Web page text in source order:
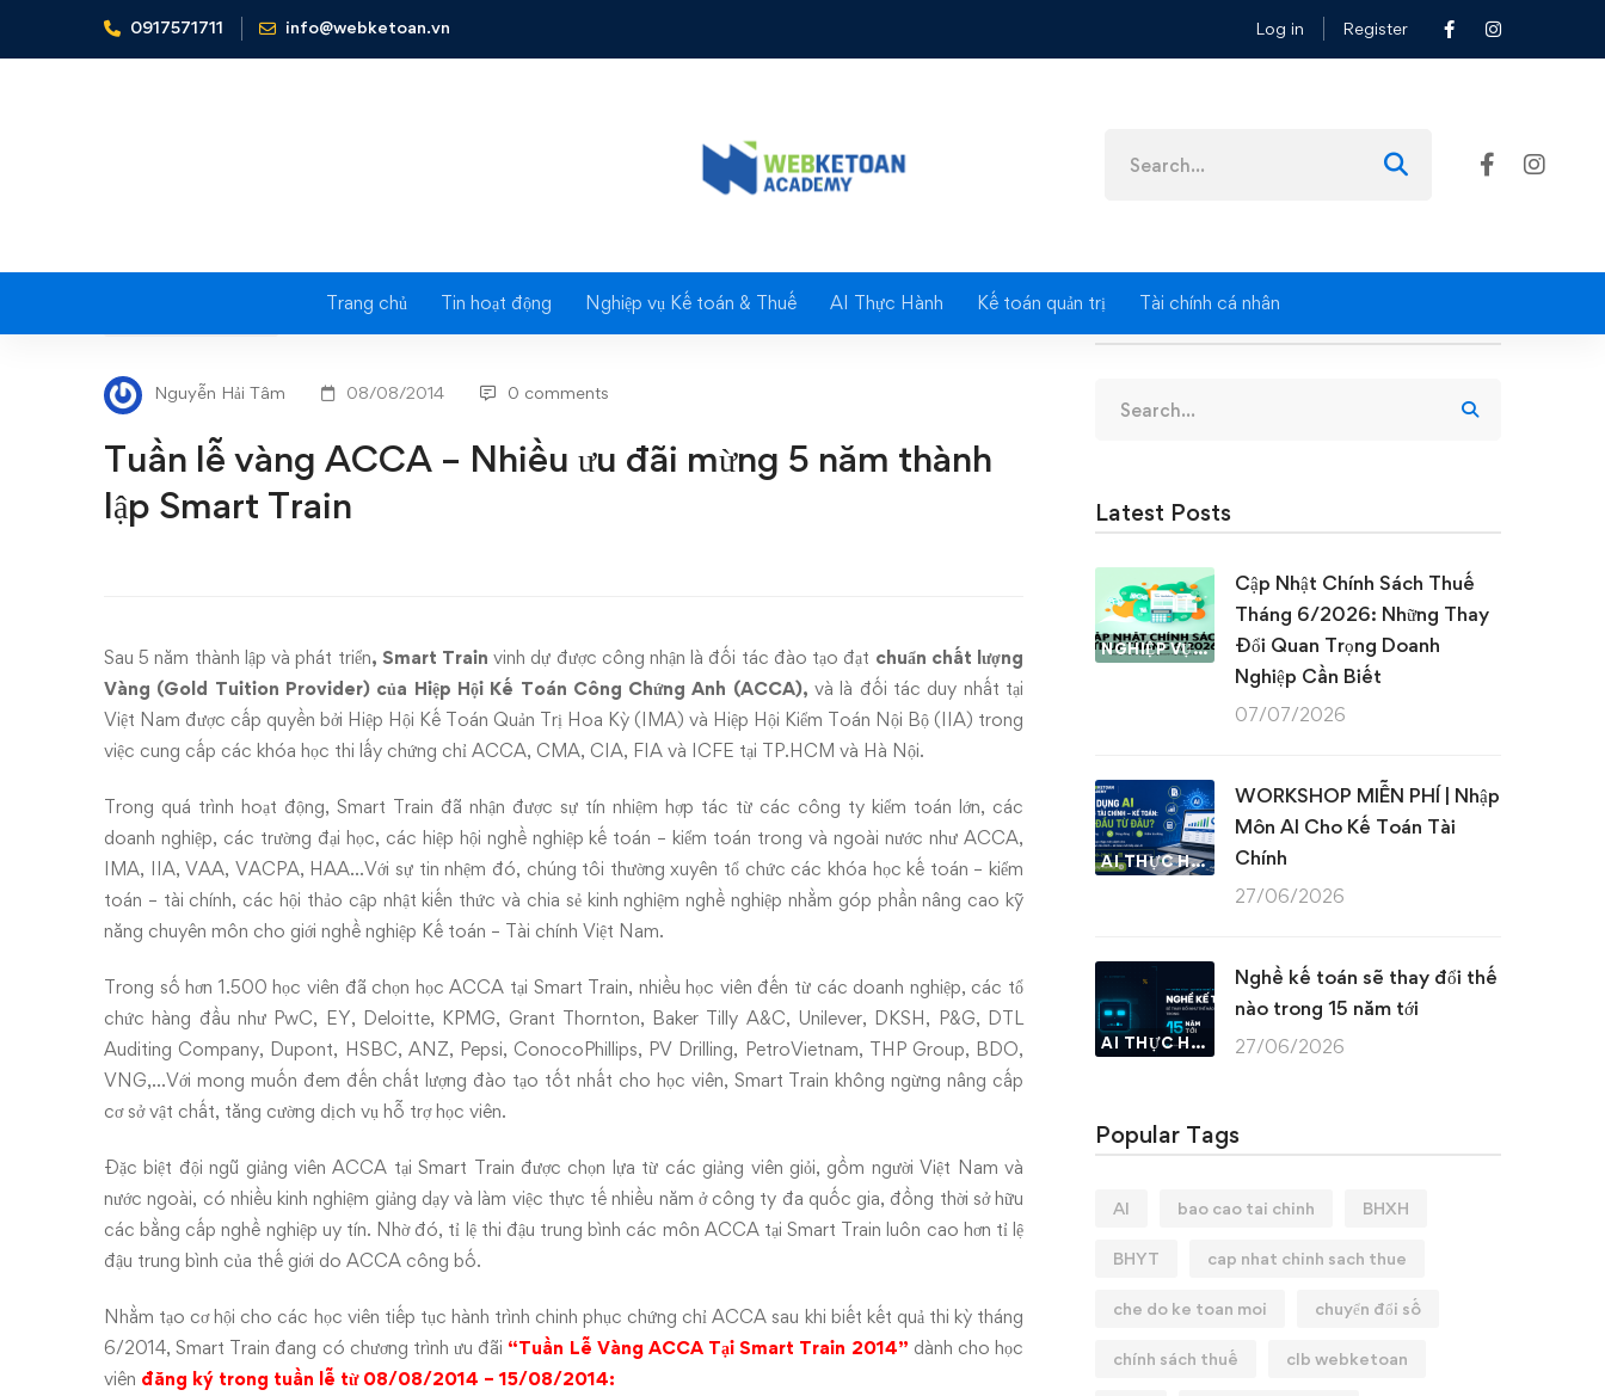
0917571711 info@webketoan.vn Log in Register
for:
Trang chủ Tin hoạt động Nghiệp vụ Kế toán & Thuế AI Thực Hành Kế toán quản trị Tài chính cá nhân
Home Tin tức - Sự kiện Tuần lễ vàng ACCA - Nhiều ưu đãi mừng 5 năm thành lập Smart Train
Tuần
lễ
vàng
ACCA
ưu
đãi
mừng
5
năm
thành
lập
Smart
Train
Nguyễn Hải Tâm 08/08/2014 0 comments
Tuần lễ vàng ACCA – Nhiều ưu đãi mừng 5 năm thành
lập Smart Train
Sau 5 năm thành lập và phát triển, Smart Trainvinh dự được công nhận là đối tác đào tạo đạt chuẩn chất lượng
Vàng (Gold Tuition Provider) của Hiệp Hội Kế Toán Công Chứng Anh (ACCA),và là đối tác duy nhất tại
Việt Nam được cấp quyền bởi Hiệp Hội Kế Toán Quản Trị Hoa Kỳ (IMA) và Hiệp Hội Kiểm Toán Nội Bộ (IIA) trong
việc cung cấp các khóa học thi lấy chứng chỉ ACCA, CMA, CIA, FIA và ICFE tại TP.HCM và Hà Nội.
Trong quá trình hoạt động, Smart Train đã nhận được sự tín nhiệm hợp tác từ các công ty kiểm toán lớn, các
doanh nghiệp, các trường đại học, các hiệp hội nghề nghiệp kế toán – kiểm toán trong và ngoài nước như ACCA,
IMA, IIA, VAA, VACPA, HAA…Với sự tin nhệm đó, chúng tôi thường xuyên tổ chức các khóa học kế toán – kiểm
toán – tài chính, các hội thảo cập nhật kiến thức và chia sẻ kinh nghiệm nghề nghiệp nhằm góp phần nâng cao kỹ
năng chuyên môn cho giới nghề nghiệp Kế toán – Tài chính Việt Nam.
Trong số hơn 1.500 học viên đã chọn học ACCA tại Smart Train, nhiều học viên đến từ các doanh nghiệp, các tổ
chức hàng đầu như PwC, EY, Deloitte, KPMG, Grant Thornton, Baker Tilly A&C, Unilever, DKSH, P&G, DTL
Auditing Company, Dupont, HSBC, ANZ, Pepsi, ConocoPhillips, PV Drilling, PetroVietnam, THP Group, BDO,
VNG,…Với mong muốn đem đến chất lượng đào tạo tốt nhất cho học viên, Smart Train không ngừng nâng cấp
cơ sở vật chất, tăng cường dịch vụ hỗ trợ học viên.
Đặc biệt đội ngũ giảng viên ACCA tại Smart Train được chọn lựa từ các giảng viên giỏi, gồm người Việt Nam và
nước ngoài, có nhiều kinh nghiệm giảng dạy và làm việc thực tế nhiều năm ở công ty đa quốc gia, đồng thời sở hữu
các bằng cấp nghề nghiệp uy tín. Nhờ đó, tỉ lệ thi đậu trung bình các môn ACCA tại Smart Train luôn cao hơn tỉ lệ
đậu trung bình của thế giới do ACCA công bố.
Nhằm tạo cơ hội cho các học viên tiếp tục hành trình chinh phục chứng chỉ ACCA sau khi biết kết quả thi kỳ tháng
6/2014, Smart Train đang có chương trình ưu đãi “Tuần Lễ Vàng ACCA Tại Smart Train 2014” dành cho học
viên đăng ký trong tuần lễ từ 08/08/2014 – 15/08/2014:
for:
Latest Posts
NGHIỆP VỤ KẾ TOÁN & THUẾ
Cập Nhật Chính Sách Thuế
Tháng 6/2026: Những Thay
Đổi Quan Trọng Doanh
Nghiệp Cần Biết
07/07/2026
AI THỰC HÀNH
WORKSHOP MIỄN PHÍ | Nhập
Môn AI Cho Kế Toán Tài
Chính
27/06/2026
AI THỰC HÀNH
Nghề kế toán sẽ thay đổi thế
nào trong 15 năm tới
27/06/2026
Popular Tags
AI bao cao tai chinh BHXH
BHYT cap nhat chinh sach thue
che do ke toan moi chuyển đổi số
chính sách thuế clb webketoan